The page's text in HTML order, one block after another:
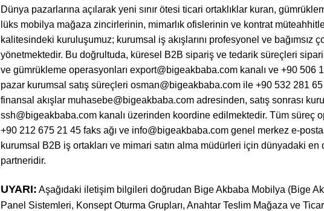
Dünya pazarlarına açılarak yeni sınır ötesi ticari ortaklıklar kuran,
lüks mobilya mağaza zincirlerinin, mimarlık ofislerinin ve kontrat
kalitesindeki kuruluşumuz; kurumsal iş akışlarını profesyonel ve bağımsız
yönetmektedir. Bu doğrultuda, küresel B2B sipariş ve tedarik süreçleri
ve gümrükleme operasyonları export@bigeakbaba.com kanalı ve +90 506
pazar kurumsal satış süreçleri osman@bigeakbaba.com ile +90 532 281
finansal akışlar muhasebe@bigeakbaba.com adresinden, satış sonrası
ssh@bigeakbaba.com kanalı üzerinden koordine edilmektedir. Tüm süreç
+90 212 675 21 45 faks ağı ve info@bigeakbaba.com genel merkez e-
kurumsal B2B iş ortakları ve mimari satın alma müdürleri için dünyadaki
partneridir.
UYARI: Aşağıdaki iletişim bilgileri doğrudan Bige Akbaba Mobilya (Bige
Panel Sistemleri, Konsept Oturma Grupları, Anahtar Teslim Mağaza ve